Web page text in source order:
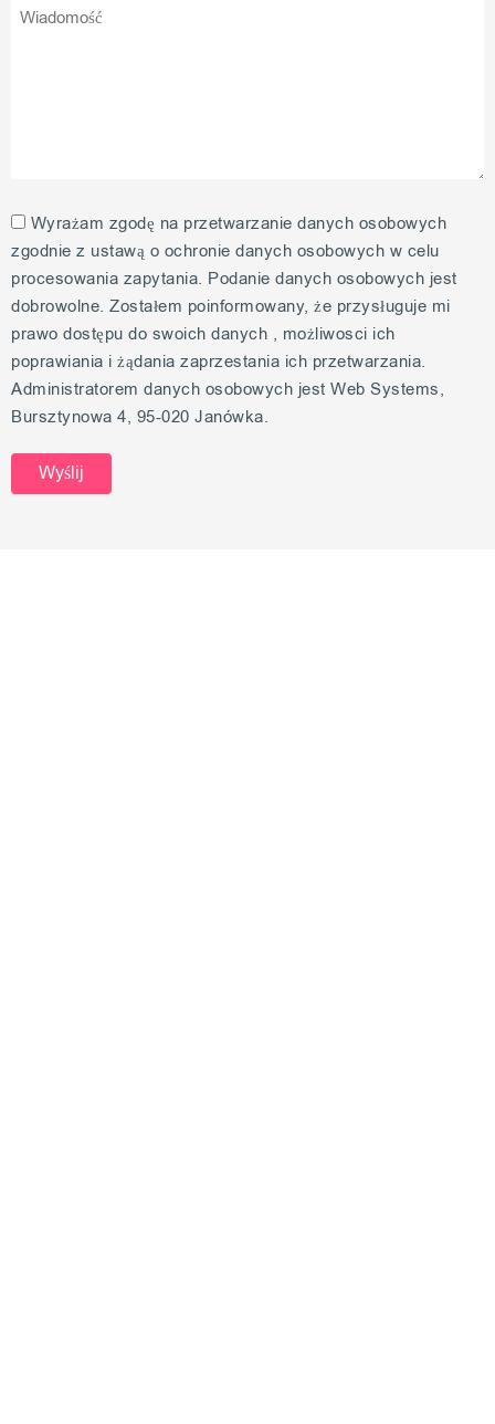
Wyrażam zgodę na przetwarzanie danych osobowych
zgodnie z ustawą o ochronie danych osobowych w celu
procesowania zapytania. Podanie danych osobowych jest
dobrowolne. Zostałem poinformowany, że przysługuje mi
prawo dostępu do swoich danych , możliwosci ich
poprawiania i żądania zaprzestania ich przetwarzania.
Administratorem danych osobowych jest Web Systems,
Bursztynowa 4, 95-020 Janówka.